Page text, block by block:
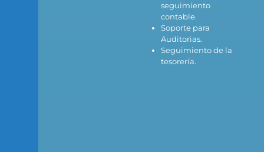
seguimiento
contable.
Soporte para
Auditorias.
Seguimiento de la
tesorería.